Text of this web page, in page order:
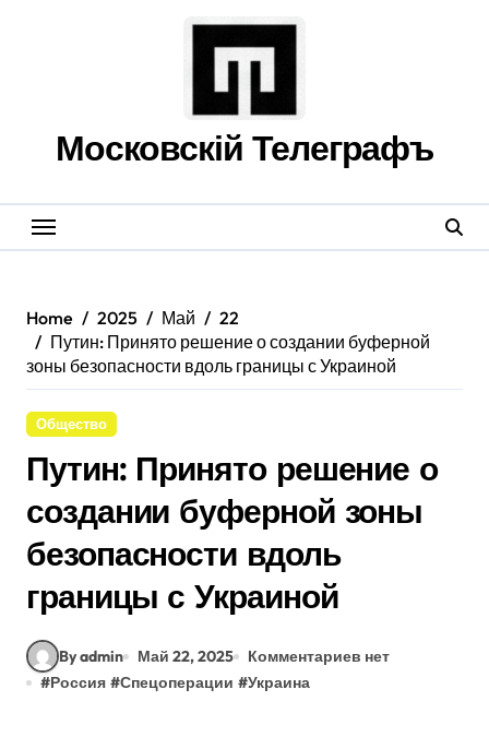
Московскій Телеграфъ
Home 2025 Май
22
Путин: Принято решение о создании буферной
зоны безопасности вдоль границы с Украиной
Общество
Путин: Принято решение о
создании буферной зоны
безопасности вдоль
границы с Украиной
By admin Май 22, 2025
Комментариев нет
#Россия #Спецоперации #Украина